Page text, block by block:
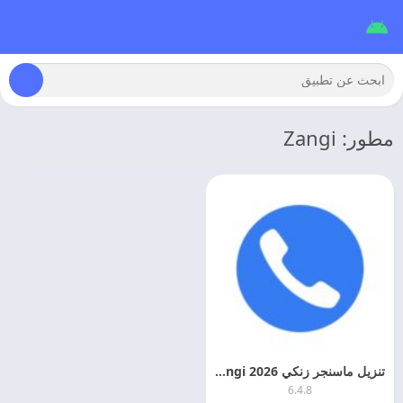
مطور: Zangi
تنزيل ماسنجر زنكي Zangi 2026 مهكر اخر اصدار
6.4.8